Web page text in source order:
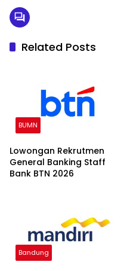
Related Posts
BUMN
Lowongan Rekrutmen
General Banking Staff
Bank BTN 2026
Bandung